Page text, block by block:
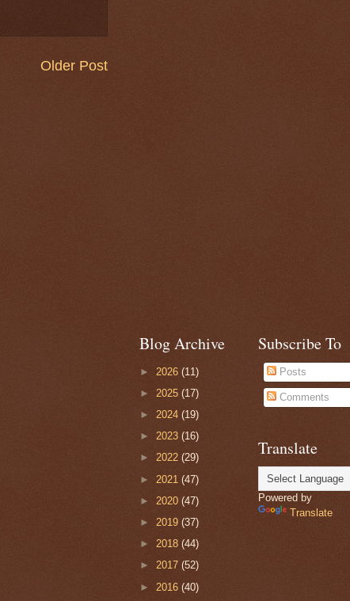
Older Post
Blog Archive
► 2026 (11)
► 2025 (17)
► 2024 (19)
► 2023 (16)
► 2022 (29)
► 2021 (47)
► 2020 (47)
► 2019 (37)
► 2018 (44)
► 2017 (52)
► 2016 (40)
Subscribe To
Posts
Comments
Translate
Powered by
Translate